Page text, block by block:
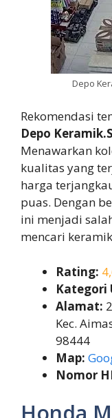
Depo
Rekomendasi
Depo
Menawarkan
kualitas yang
harga
puas. Dengan
ini menjadi
mencari
Rating:
Kategori
Alamat:
Kec.
98444
Map:
Nomor